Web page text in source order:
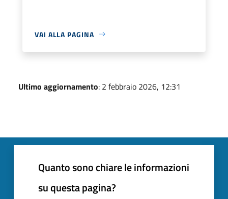
VAI ALLA PAGINA
Ultimo aggiornamento: 2 febbraio 2026, 12:31
Quanto sono chiare le informazioni
su questa pagina?